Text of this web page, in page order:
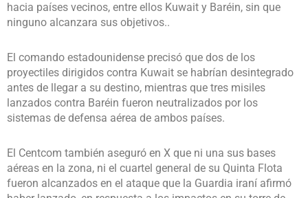
hacia países vecinos, entre ellos Kuwait y Baréin, sin que
ninguno alcanzara sus objetivos..
El comando estadounidense precisó que dos de los
proyectiles dirigidos contra Kuwait se habrían desintegrado
antes de llegar a su destino, mientras que tres misiles
lanzados contra Baréin fueron neutralizados por los
sistemas de defensa aérea de ambos países.
El Centcom también aseguró en X que ni una sus bases
aéreas en la zona, ni el cuartel general de su Quinta Flota
fueron alcanzados en el ataque que la Guardia iraní afirmó